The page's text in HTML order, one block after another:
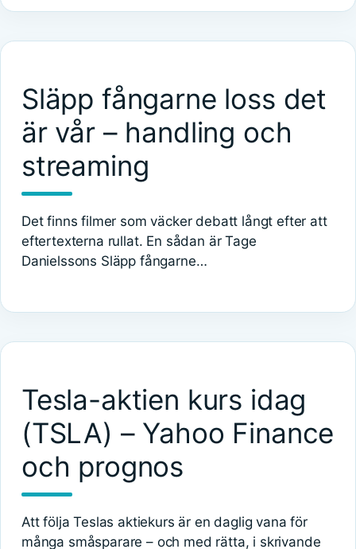
Släpp fångarne loss det
är vår – handling och
streaming
Det finns filmer som väcker debatt långt efter att
eftertexterna rullat. En sådan är Tage
Danielssons Släpp fångarne…
Tesla-aktien kurs idag
(TSLA) – Yahoo Finance
och prognos
Att följa Teslas aktiekurs är en daglig vana för
många småsparare – och med rätta, i skrivande